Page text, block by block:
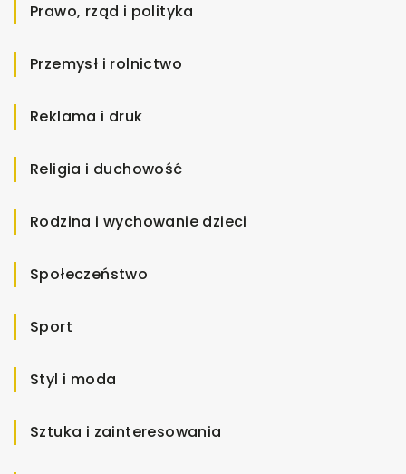
Prawo, rząd i polityka
Przemysł i rolnictwo
Reklama i druk
Religia i duchowość
Rodzina i wychowanie dzieci
Społeczeństwo
Sport
Styl i moda
Sztuka i zainteresowania